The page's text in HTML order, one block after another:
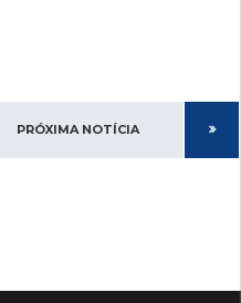
PRÓXIMA NOTÍCIA